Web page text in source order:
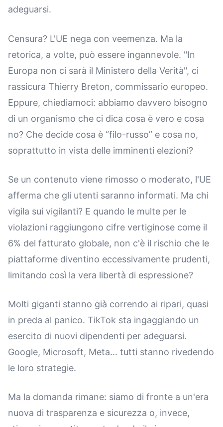
adeguarsi.
Censura? L'UE nega con veemenza. Ma la
retorica, a volte, può essere ingannevole. "In
Europa non ci sarà il Ministero della Verità", ci
rassicura Thierry Breton, commissario europeo.
Eppure, chiediamoci: abbiamo davvero bisogno
di un organismo che ci dica cosa è vero e cosa
no? Che decide cosa è “filo-russo” e cosa no,
soprattutto in vista delle imminenti elezioni?
Se un contenuto viene rimosso o moderato, l'UE
afferma che gli utenti saranno informati. Ma chi
vigila sui vigilanti? E quando le multe per le
violazioni raggiungono cifre vertiginose come il
6% del fatturato globale, non c'è il rischio che le
piattaforme diventino eccessivamente prudenti,
limitando così la vera libertà di espressione?
Molti giganti stanno già correndo ai ripari, quasi
in preda al panico. TikTok sta ingaggiando un
esercito di nuovi dipendenti per adeguarsi.
Google, Microsoft, Meta... tutti stanno rivedendo
le loro strategie.
Ma la domanda rimane: siamo di fronte a un'era
nuova di trasparenza e sicurezza o, invece,